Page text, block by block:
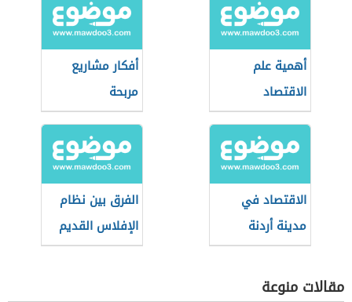
أهمية علم
الاقتصاد
أفكار مشاريع
مربحة
الاقتصاد في
مدينة أردنة
الفرق بين نظام
الإفلاس القديم
والجديد السعودي
مقالات منوعة